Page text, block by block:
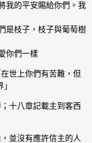
我的平安賜給你們。我
是枝子，枝子與葡萄樹
你們一樣
世上你們有苦難，但
十八章記載主到客西
並沒有應許信主的人